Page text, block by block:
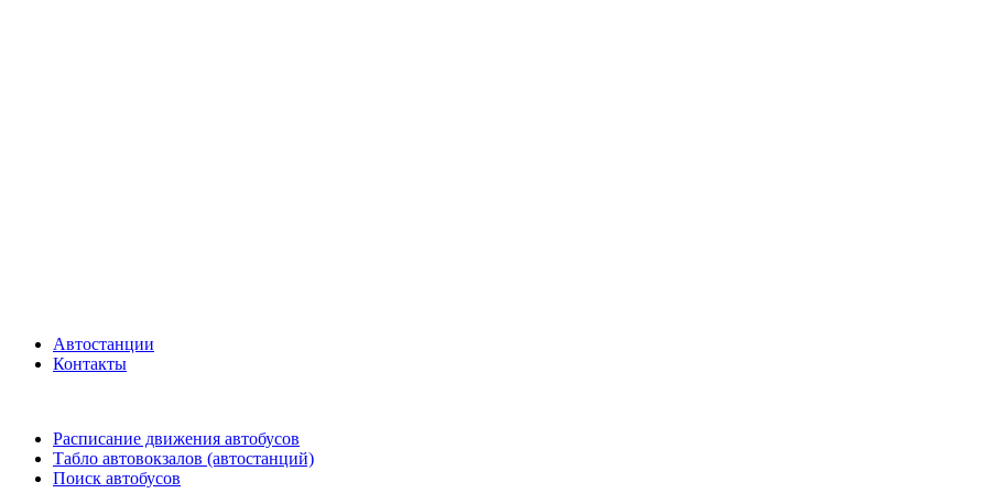
Автостанции
Контакты
Расписание движения автобусов
Табло автовокзалов (автостанций)
Поиск автобусов